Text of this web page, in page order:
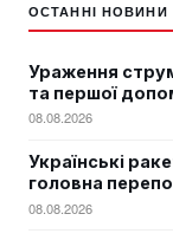
ОСТАННІ НОВИНИ
Ураження
та першої
08.08.2026
Українські
головна
08.08.2026